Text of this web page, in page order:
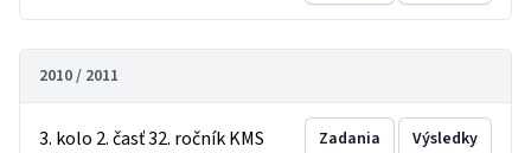
2010 / 2011
3. kolo 2. časť 32. ročník KMS Zadania Výsledky